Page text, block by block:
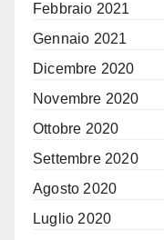
Febbraio 2021
Gennaio 2021
Dicembre 2020
Novembre 2020
Ottobre 2020
Settembre 2020
Agosto 2020
Luglio 2020